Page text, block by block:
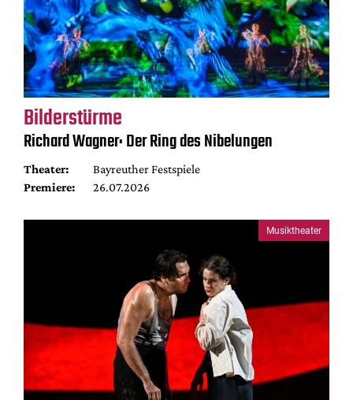
Bilderstürme
Richard Wagner: Der Ring des Nibelungen
Theater:
Bayreuther Festspiele
Premiere:
26.07.2026
Musiktheater